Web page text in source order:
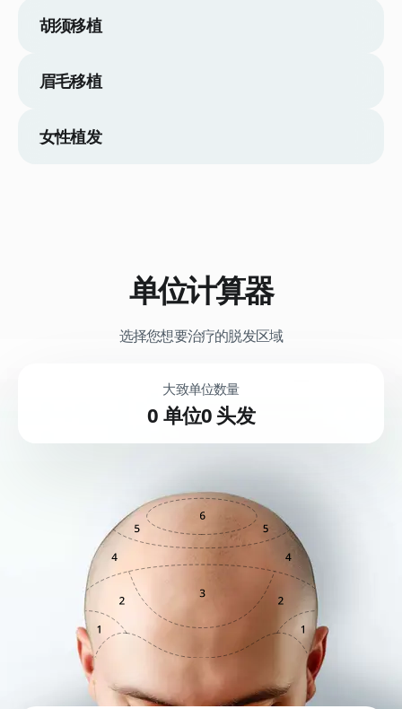
胡须移植
眉毛移植
女性植发
单位计算器
选择您想要治疗的脱发区域
大致单位数量
0 单位0 头发